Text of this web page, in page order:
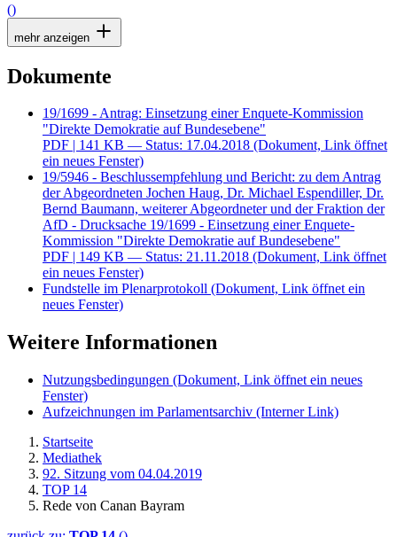
()
mehr anzeigen
Dokumente
19/1699 - Antrag: Einsetzung einer Enquete-Kommission
"Direkte Demokratie auf Bundesebene"
PDF | 141 KB — Status: 17.04.2018 (Dokument, Link öffnet
ein neues Fenster)
19/5946 - Beschlussempfehlung und Bericht: zu dem Antrag
der Abgeordneten Jochen Haug, Dr. Michael Espendiller, Dr.
Bernd Baumann, weiterer Abgeordneter und der Fraktion der
AfD - Drucksache 19/1699 - Einsetzung einer Enquete-
Kommission "Direkte Demokratie auf Bundesebene"
PDF | 149 KB — Status: 21.11.2018 (Dokument, Link öffnet
ein neues Fenster)
Fundstelle im Plenarprotokoll (Dokument, Link öffnet ein
neues Fenster)
Weitere Informationen
Nutzungsbedingungen (Dokument, Link öffnet ein neues
Fenster)
Aufzeichnungen im Parlamentsarchiv (Interner Link)
Startseite
Mediathek
92. Sitzung vom 04.04.2019
TOP 14
Rede von Canan Bayram